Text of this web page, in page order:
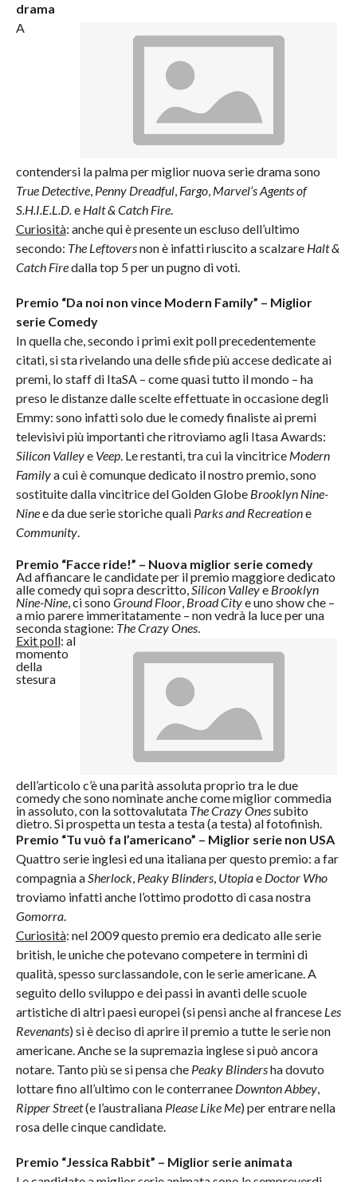
drama
A
contendersi la palma per miglior nuova serie drama sono
True Detective, Penny Dreadful, Fargo, Marvel’s Agents of
S.H.I.E.L.D.e Halt & Catch Fire.
Curiosità: anche qui è presente un escluso dell’ultimo
secondo: The Leftoversnon è infatti riuscito a scalzare Halt &
Catch Firedalla top 5 per un pugno di voti.
Premio “Da noi non vince Modern Family” – Miglior
serie Comedy
In quella che, secondo i primi exit poll precedentemente
citati, si sta rivelando una delle sfide più accese dedicate ai
premi, lo staff di ItaSA – come quasi tutto il mondo – ha
preso le distanze dalle scelte effettuate in occasione degli
Emmy: sono infatti solo due le comedy finaliste ai premi
televisivi più importanti che ritroviamo agli Itasa Awards:
Silicon Valleye Veep. Le restanti, tra cui la vincitrice Modern
Familya cui è comunque dedicato il nostro premio, sono
sostituite dalla vincitrice del Golden Globe Brooklyn Nine-
Ninee da due serie storiche quali Parks and Recreatione
Community.
Premio “Facce ride!” – Nuova miglior serie comedy
Ad affiancare le candidate per il premio maggiore dedicato
alle comedy qui sopra descritto,Silicon Valleye Brooklyn
Nine-Nine, ci sono Ground Floor, Broad Citye uno show che –
a mio parere immeritatamente – non vedrà la luce per una
seconda stagione: The Crazy Ones.
Exit poll: al
momento
della
stesura
dell’articolo c’è una parità assoluta proprio tra le due
comedy che sono nominate anche come miglior commedia
in assoluto, con la sottovalutata The Crazy Onessubito
dietro. Si prospetta un testa a testa (a testa) al fotofinish.
Premio “Tu vuò fa l’americano” – Miglior serie non USA
Quattro serie inglesi ed una italiana per questo premio: a far
compagnia aSherlock, Peaky Blinders, Utopiae Doctor Who
troviamo infatti anche l’ottimo prodotto di casa nostra
Gomorra.
Curiosità: nel 2009 questo premio era dedicato alle serie
british, le uniche che potevano competere in termini di
qualità, spesso surclassandole, con le serie americane. A
seguito dello sviluppo e dei passi in avanti delle scuole
artistiche di altri paesi europei (si pensi anche al francese Les
Revenants) si è deciso di aprire il premio a tutte le serie non
americane. Anche se la supremazia inglese si può ancora
notare. Tanto più se si pensa che Peaky Blindersha dovuto
lottare fino all’ultimo con le conterranee Downton Abbey,
Ripper Street(e l’australiana Please Like Me) per entrare nella
rosa delle cinque candidate.
Premio “Jessica Rabbit” – Miglior serie animata